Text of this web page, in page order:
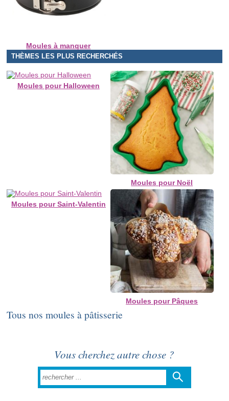
Moules à manquer
THÈMES LES PLUS RECHERCHÉS
Moules pour Halloween
Moules pour Noël
Moules pour Saint-Valentin
Moules pour Pâques
Tous nos moules à pâtisserie
Vous cherchez autre chose ?